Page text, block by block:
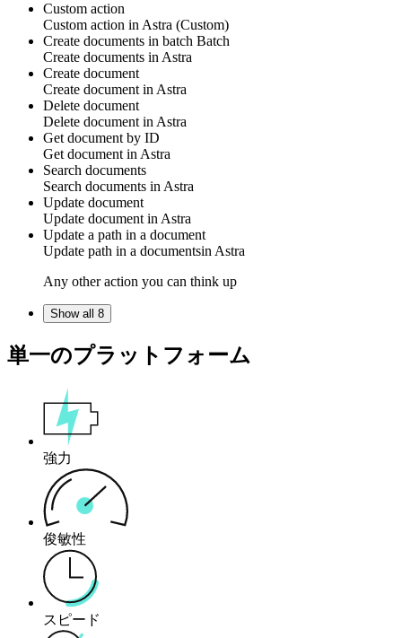
Custom action
Custom action in Astra (Custom)
Create documents in batch Batch
Create documents in Astra
Create document
Create document in Astra
Delete document
Delete document in Astra
Get document by ID
Get document in Astra
Search documents
Search documents in Astra
Update document
Update document in Astra
Update a path in a document
Update path in a documentsin Astra
Any other action you can think up
Show all 8
単一のプラットフォーム
強力
俊敏性
スピード